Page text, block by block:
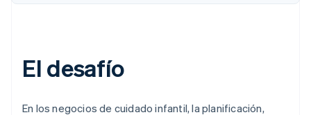
El desafío
En los negocios de cuidado infantil, la planificación,